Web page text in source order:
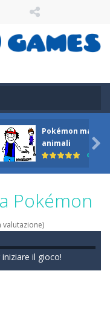
Pokémon ma con
animali

Pokémon
valutazione)
il gioco!